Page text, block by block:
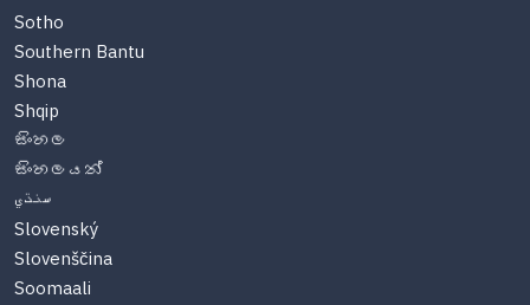
Sotho
Southern Bantu
Shona
Shqip
සිංහල
සිංහලයන්
سنڌي
Slovenský
Slovenščina
Soomaali